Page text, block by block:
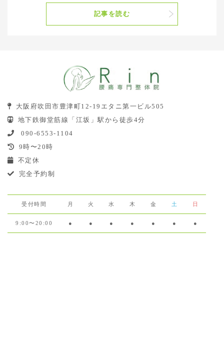
記事を読む
大阪府吹田市豊津町12-19エタニ第一ビル505
地下鉄御堂筋線「江坂」駅から徒歩4分
090-6553-1104
9時〜20時
不定休
完全予約制
受付時間 月 火 水 木 金 土 日
9:00〜20:00 ● ● ● ● ● ● ●